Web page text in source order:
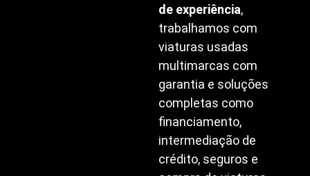
de experiência,
trabalhamos com
viaturas usadas
multimarcas com
garantia e soluções
completas como
financiamento,
intermediação de
crédito, seguros e